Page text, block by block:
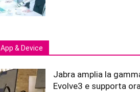
App & Device
Jabra amplia la
Evolve3 e supporta